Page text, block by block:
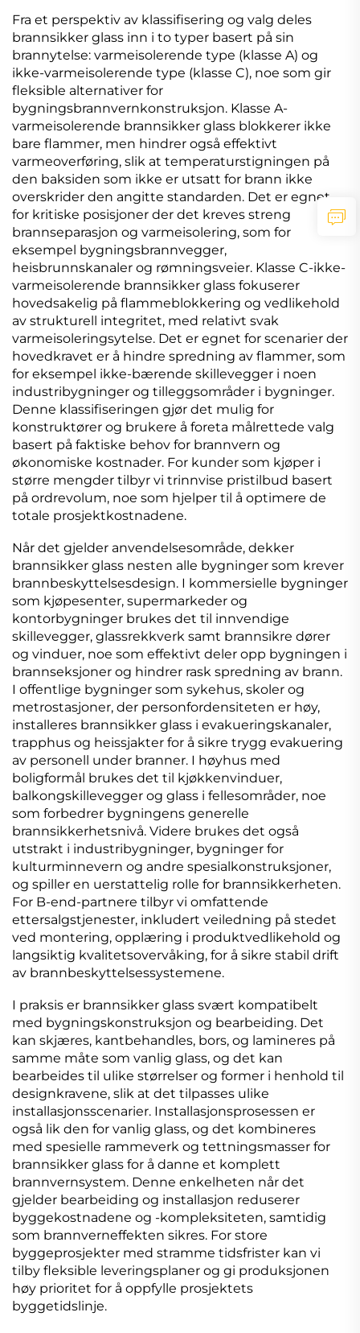
Fra et perspektiv av klassifisering og valg deles
brannsikker glass inn i to typer basert på sin
brannytelse: varmeisolerende type (klasse A) og
ikke-varmeisolerende type (klasse C), noe som gir
fleksible alternativer for
bygningsbrannvernkonstruksjon. Klasse A-
varmeisolerende brannsikker glass blokkerer ikke
bare flammer, men hindrer også effektivt
varmeoverføring, slik at temperaturstigningen på
den baksiden som ikke er utsatt for brann ikke
overskrider den angitte standarden. Det er egnet
for kritiske posisjoner der det kreves streng
brannseparasjon og varmeisolering, som for
eksempel bygningsbrannvegger,
heisbrunnskanaler og rømningsveier. Klasse C-ikke-
varmeisolerende brannsikker glass fokuserer
hovedsakelig på flammeblokkering og vedlikehold
av strukturell integritet, med relativt svak
varmeisoleringsytelse. Det er egnet for scenarier der
hovedkravet er å hindre spredning av flammer, som
for eksempel ikke-bærende skillevegger i noen
industribygninger og tilleggsområder i bygninger.
Denne klassifiseringen gjør det mulig for
konstruktører og brukere å foreta målrettede valg
basert på faktiske behov for brannvern og
økonomiske kostnader. For kunder som kjøper i
større mengder tilbyr vi trinnvise pristilbud basert
på ordrevolum, noe som hjelper til å optimere de
totale prosjektkostnadene.
Når det gjelder anvendelsesområde, dekker
brannsikker glass nesten alle bygninger som krever
brannbeskyttelsesdesign. I kommersielle bygninger
som kjøpesenter, supermarkeder og
kontorbygninger brukes det til innvendige
skillevegger, glassrekkverk samt brannsikre dører
og vinduer, noe som effektivt deler opp bygningen i
brannseksjoner og hindrer rask spredning av brann.
I offentlige bygninger som sykehus, skoler og
metrostasjoner, der personfordensiteten er høy,
installeres brannsikker glass i evakueringskanaler,
trapphus og heissjakter for å sikre trygg evakuering
av personell under branner. I høyhus med
boligformål brukes det til kjøkkenvinduer,
balkongskillevegger og glass i fellesområder, noe
som forbedrer bygningens generelle
brannsikkerhetsnivå. Videre brukes det også
utstrakt i industribygninger, bygninger for
kulturminnevern og andre spesialkonstruksjoner,
og spiller en uerstattelig rolle for brannsikkerheten.
For B-end-partnere tilbyr vi omfattende
ettersalgstjenester, inkludert veiledning på stedet
ved montering, opplæring i produktvedlikehold og
langsiktig kvalitetsovervåking, for å sikre stabil drift
av brannbeskyttelsessystemene.
I praksis er brannsikker glass svært kompatibelt
med bygningskonstruksjon og bearbeiding. Det
kan skjæres, kantbehandles, bors, og lamineres på
samme måte som vanlig glass, og det kan
bearbeides til ulike størrelser og former i henhold til
designkravene, slik at det tilpasses ulike
installasjonsscenarier. Installasjonsprosessen er
også lik den for vanlig glass, og det kombineres
med spesielle rammeverk og tettningsmasser for
brannsikker glass for å danne et komplett
brannvernsystem. Denne enkelheten når det
gjelder bearbeiding og installasjon reduserer
byggekostnadene og -kompleksiteten, samtidig
som brannverneffekten sikres. For store
byggeprosjekter med stramme tidsfrister kan vi
tilby fleksible leveringsplaner og gi produksjonen
høy prioritet for å oppfylle prosjektets
byggetidslinje.